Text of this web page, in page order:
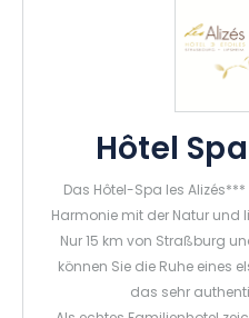
Hôtel
Das Hôtel-Spa les
Harmonie mit der Natur und
Nur 15 km von Straßburg
können Sie die Ruhe eines
das sehr